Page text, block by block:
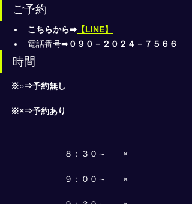
ご予約
こちらから➡ 【LINE】
電話番号➡０９０－２０２４－７５６６
時間
※○⇒予約無し
※×⇒予約あり
８：３０～　　×
９：００～　　×